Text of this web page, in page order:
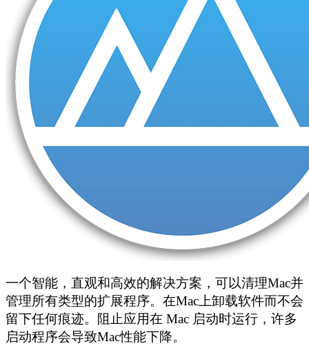
一个智能，直观和高效的解决方案，可以清理Mac并
管理所有类型的扩展程序。在Mac上卸载软件而不会
留下任何痕迹。阻止应用在 Mac 启动时运行，许多
启动程序会导致Mac性能下降。